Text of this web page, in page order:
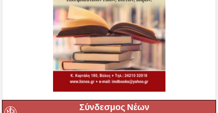
Σύνδεσμος Νέων